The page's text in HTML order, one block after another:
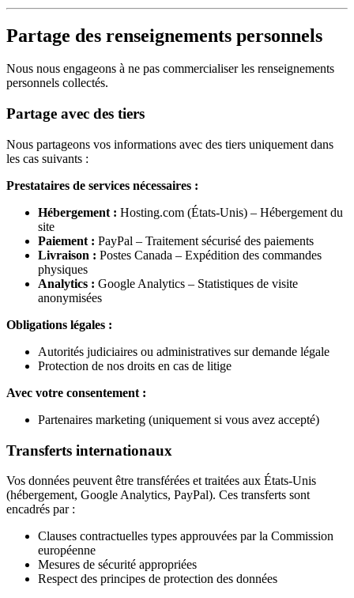
Partage des renseignements personnels
Nous nous engageons à ne pas commercialiser les renseignements
personnels collectés.
Partage avec des tiers
Nous partageons vos informations avec des tiers uniquement dans
les cas suivants :
Prestataires de services nécessaires :
Hébergement : Hosting.com (États-Unis) – Hébergement du
site
Paiement : PayPal – Traitement sécurisé des paiements
Livraison : Postes Canada – Expédition des commandes
physiques
Analytics : Google Analytics – Statistiques de visite
anonymisées
Obligations légales :
Autorités judiciaires ou administratives sur demande légale
Protection de nos droits en cas de litige
Avec votre consentement :
Partenaires marketing (uniquement si vous avez accepté)
Transferts internationaux
Vos données peuvent être transférées et traitées aux États-Unis
(hébergement, Google Analytics, PayPal). Ces transferts sont
encadrés par :
Clauses contractuelles types approuvées par la Commission
européenne
Mesures de sécurité appropriées
Respect des principes de protection des données